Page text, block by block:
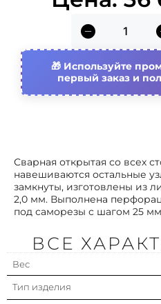
Сварная открытая со всех
навешиваются остальные
замкнуты, изготовлены из
2,0 мм. Выполнена
под саморезы с шагом 25
Используйте
первый заказ и
ВСЕ
Вес
Тип изделия